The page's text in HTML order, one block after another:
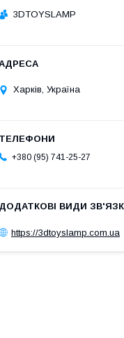
3DTOYSLAMP
Харків, Україна
+380 (95) 741-25-27
https://3dtoyslamp.com.ua